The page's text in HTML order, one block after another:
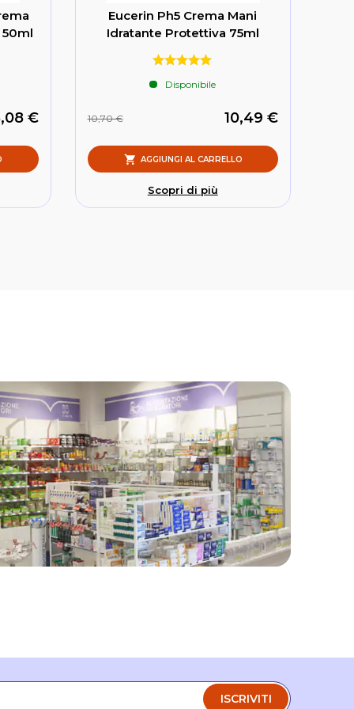
€
Eucerin Ph5 Crema Mani
Idratante Protettiva 75ml
Disponibile
10,49 €
10,70 €
AGGIUNGI AL CARRELLO
Scopri di più
ISCRIVITI